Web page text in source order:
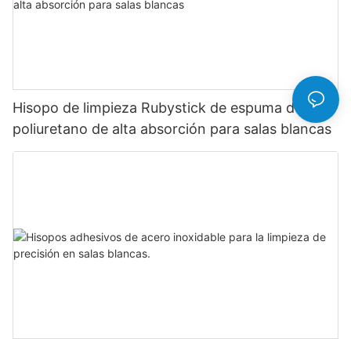
Hisopo de limpieza Rubystick de espuma de
poliuretano de alta absorción para salas blancas